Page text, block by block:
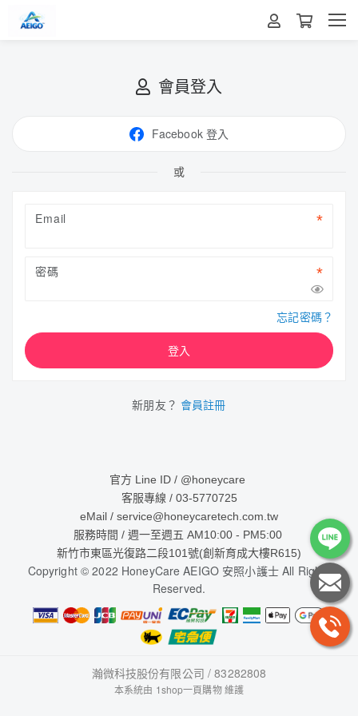
會員登入
Facebook 登入
或
Email
密碼
忘記密碼？
登入
新朋友？ 會員註冊
官方 Line ID / @honeycare
客服專線 / 03-5770725
eMail / service@honeycaretech.com.tw
服務時間 / 週一至週五 AM10:00 - PM5:00
新竹市東區光復路二段101號(創新育成大樓R615)
Copyright © 2022 HoneyCare AEIGO 安照小護士 All Rights
Reserved.
瀚微科技股份有限公司 / 83282808
本系統由 1shop一頁購物維護